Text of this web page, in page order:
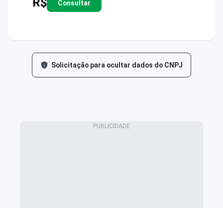
Consultar
Solicitação para ocultar dados do CNPJ